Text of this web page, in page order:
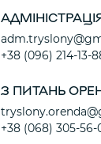
+38 (096) 214-13-
З ПИТАНЬ
+38 (068) 305-56-